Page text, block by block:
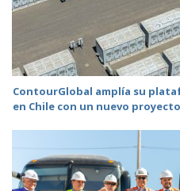
ContourGlobal amplía su
en Chile con un nuevo